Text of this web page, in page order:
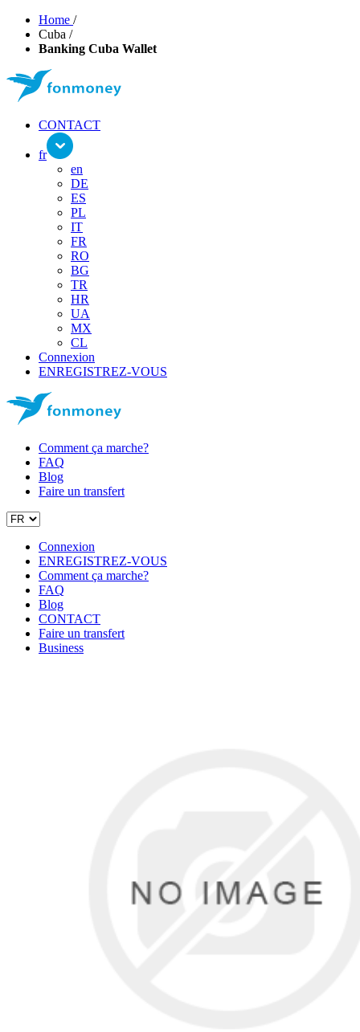
Home /
Cuba /
Banking Cuba Wallet
CONTACT
fr
en
DE
ES
PL
IT
FR
RO
BG
TR
HR
UA
MX
CL
Connexion
ENREGISTREZ-VOUS
Comment ça marche?
FAQ
Blog
Faire un transfert
Connexion
ENREGISTREZ-VOUS
Comment ça marche?
FAQ
Blog
CONTACT
Faire un transfert
Business